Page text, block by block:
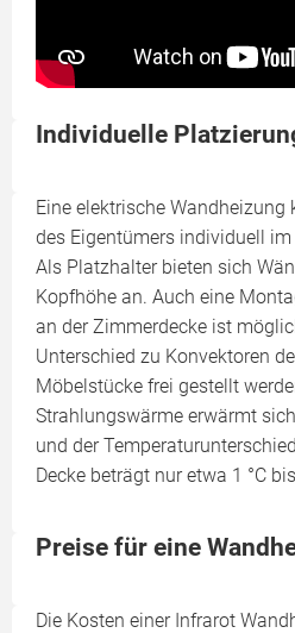
Individuelle
Eine elektrische
des Eigentümers individuell
Als Platzhalter bieten sich
Kopfhöhe an. Auch eine
an der Zimmerdecke ist
Unterschied zu Konvektoren
Möbelstücke frei gestellt
Strahlungswärme erwärmt
und der
Decke beträgt nur etwa 1 °C
Preise für eine
Die Kosten einer Infrarot